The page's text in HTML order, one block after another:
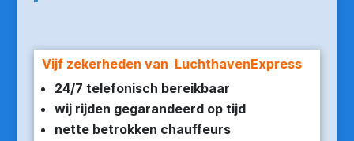
Vijf zekerheden van LuchthavenExpress
24/7 telefonisch bereikbaar
wij rijden gegarandeerd op tijd
nette betrokken chauffeurs